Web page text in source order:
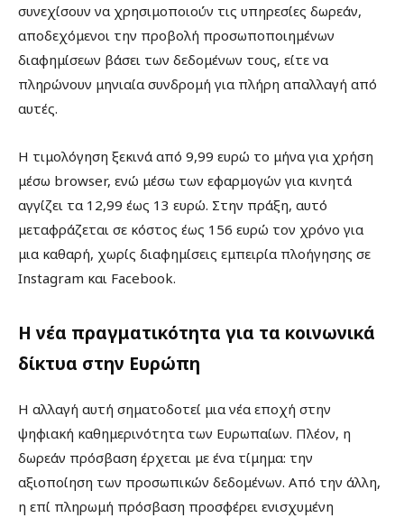
συνεχίσουν να χρησιμοποιούν τις υπηρεσίες δωρεάν,
αποδεχόμενοι την προβολή προσωποποιημένων
διαφημίσεων βάσει των δεδομένων τους, είτε να
πληρώνουν μηνιαία συνδρομή για πλήρη απαλλαγή από
αυτές.
Η τιμολόγηση ξεκινά από 9,99 ευρώ το μήνα για χρήση
μέσω browser, ενώ μέσω των εφαρμογών για κινητά
αγγίζει τα 12,99 έως 13 ευρώ. Στην πράξη, αυτό
μεταφράζεται σε κόστος έως 156 ευρώ τον χρόνο για
μια καθαρή, χωρίς διαφημίσεις εμπειρία πλοήγησης σε
Instagram και Facebook.
Η νέα πραγματικότητα για τα κοινωνικά
δίκτυα στην Ευρώπη
Η αλλαγή αυτή σηματοδοτεί μια νέα εποχή στην
ψηφιακή καθημερινότητα των Ευρωπαίων. Πλέον, η
δωρεάν πρόσβαση έρχεται με ένα τίμημα: την
αξιοποίηση των προσωπικών δεδομένων. Από την άλλη,
η επί πληρωμή πρόσβαση προσφέρει ενισχυμένη